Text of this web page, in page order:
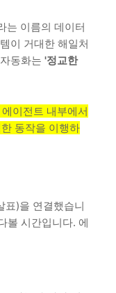
는 이름의 데이터
이 거대한 해일처
동화는 '정교한
이전트 내부에서
동작을 이행하
표)을 연결했습니
볼 시간입니다. 에